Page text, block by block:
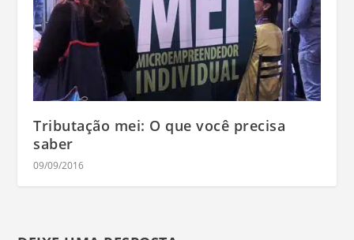
Tributação mei: O que você precisa
saber
09/09/2016